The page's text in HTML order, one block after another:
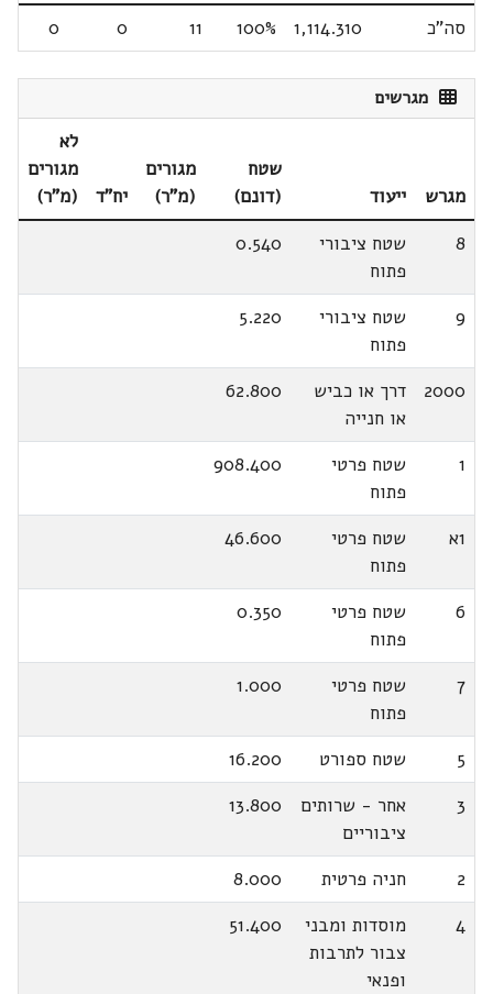
סה"כ 1,114.310
100%
11
0
0
מגרשים
מגרש ייעוד
שטח
(דונם)
מגורים
(מ"ר)
יח"ד
לא
מגורים
(מ"ר)
8
שטח ציבורי
פתוח
0.540
9
שטח ציבורי
פתוח
5.220
2000
דרך או כביש
או חנייה
62.800
1
שטח פרטי
פתוח
908.400
1א
שטח פרטי
פתוח
46.600
6
שטח פרטי
פתוח
0.350
7
שטח פרטי
פתוח
1.000
5 שטח ספורט
16.200
3
אחר - שרותים
ציבוריים
13.800
2 חניה פרטית
8.000
4
מוסדות ומבני
צבור לתרבות
ופנאי
51.400